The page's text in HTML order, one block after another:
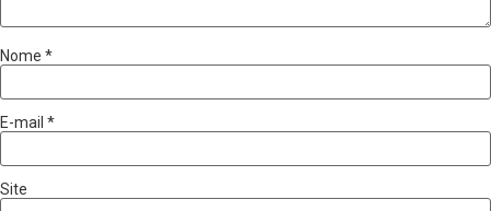
Nome *
E-mail *
Site